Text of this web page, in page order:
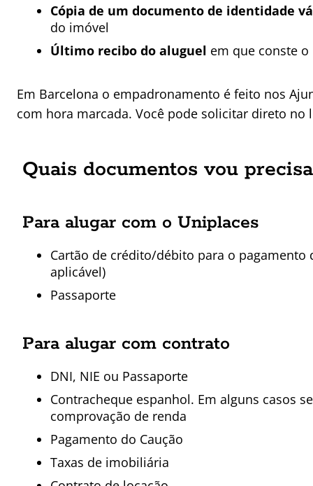
Cópia de um documento de identidade
do imóvel
Último recibo do aluguel em que conste
Em Barcelona o empadronamento é feito nos
com hora marcada. Você pode solicitar direto no
Quais documentos vou
Para alugar com o Uniplaces
Cartão de crédito/débito para o
aplicável)
Passaporte
Para alugar com contrato
DNI, NIE ou Passaporte
Contracheque espanhol. Em alguns casos
comprovação de renda
Pagamento do Caução
Taxas de imobiliária